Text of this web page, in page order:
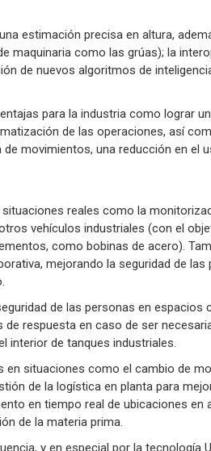
estimación precisa en altura,
maquinaria como las grúas); la
de nuevos algoritmos de
para la industria como lograr
de las operaciones, así
movimientos, una reducción en el
reales como la
vehículos industriales (con el
como bobinas de acero).
mejorando la seguridad de las
de las personas en espacios
respuesta en caso de ser
interior de tanques industriales.
situaciones como el cambio de
de la logística en planta para
en tiempo real de ubicaciones en
de la materia prima.
y en especial por la tecnología